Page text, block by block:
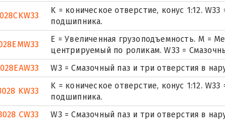
K = коническое отверстие, конус 1:12.
подшипника.
E = Увеличенная грузоподъемность. М =
центрируемый по роликам. W33 =
W3 = Смазочный паз и три отверстия в
KW33
K = коническое отверстие, конус 1:12.
подшипника.
CW33
W3 = Смазочный паз и три отверстия в